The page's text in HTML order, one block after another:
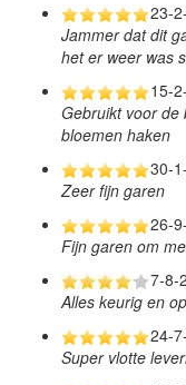
23-
Jammer dat dit
het er weer was
15-
Gebruikt voor de
bloemen haken
30-
Zeer fijn garen
26-
Fijn garen om
7-8-
Alles keurig en
24-
Super vlotte